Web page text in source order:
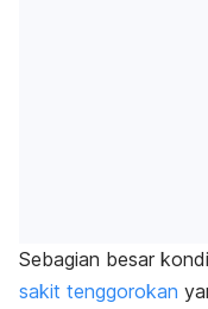
Sebagian besar
sakit tenggorokan